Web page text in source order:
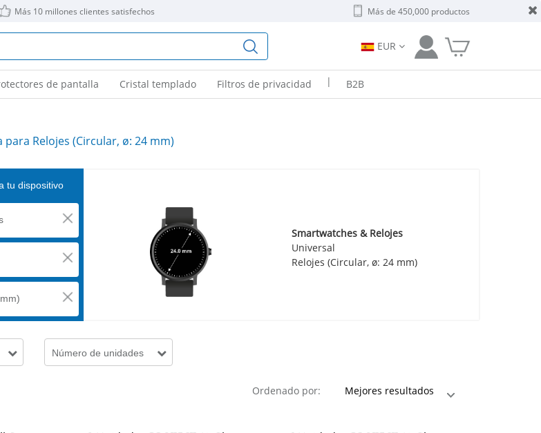
Más 10 millones clientes satisfechos Más de 450,000 productos
EUR
de pantalla Cristal templado Filtros de privacidad | B2B
Relojes (Circular, ø: 24 mm)
tu dispositivo
Smartwatches & Relojes
Universal
Relojes (Circular, ø: 24 mm)
Número de unidades
Ordenado por: